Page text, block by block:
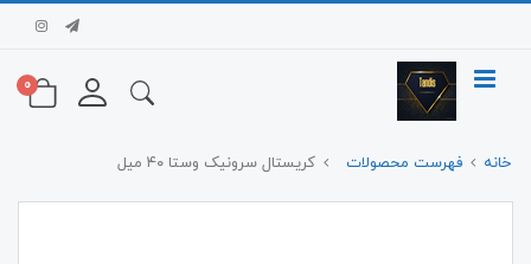
0
خانه فهرست محصولات کریستال سرونیک وستا ۴۰ میل